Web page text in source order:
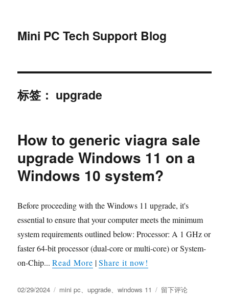
Mini PC Tech Support Blog
标签： upgrade
How to generic viagra sale
upgrade Windows 11 on a
Windows 10 system?
Before proceeding with the Windows 11 upgrade, it's
essential to ensure that your computer meets the minimum
system requirements outlined below: Processor: A 1 GHz or
faster 64-bit processor (dual-core or multi-core) or System-
on-Chip...Read More |Share it now!
02/29/2024 mini pc、 upgrade、windows 11 留下评论